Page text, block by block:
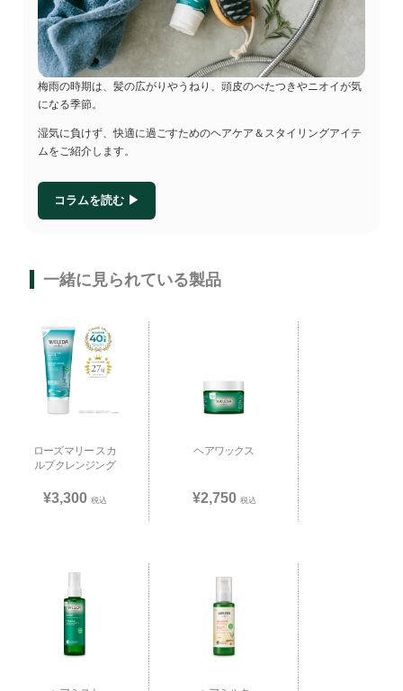
梅雨の時期は、髪の広がりやうねり、頭皮のべたつきやニオイが気
になる季節。
湿気に負けず、快適に過ごすためのヘアケア＆スタイリングアイテ
ムをご紹介します。
コラムを読む ▶
一緒に見られている製品
ローズマリー スカ
ルプクレンジング
¥3,300 税込
ヘアワックス
¥2,750 税込